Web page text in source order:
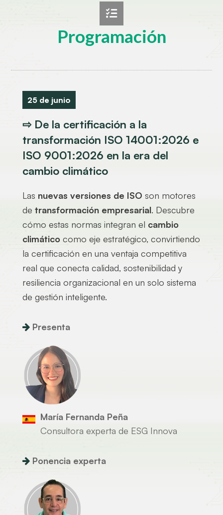
Programación
25 de junio
⇨ De la certificación a la
transformación ISO 14001:2026 e
ISO 9001:2026 en la era del
cambio climático
Las nuevas versiones de ISO son motores
de transformación empresarial. Descubre
cómo estas normas integran el cambio
climáticocomo eje estratégico, convirtiendo
la certificación en una ventaja competitiva
real que conecta calidad, sostenibilidad y
resiliencia organizacional en un solo sistema
de gestión inteligente.
Presenta
María Fernanda Peña
Consultora experta de ESG Innova
Ponencia experta